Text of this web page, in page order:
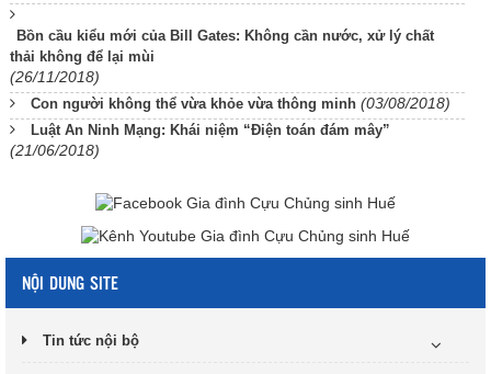
Bồn cầu kiểu mới của Bill Gates: Không cần nước, xử lý chất
thải không để lại mùi
(26/11/2018)
Con người không thể vừa khỏe vừa thông minh (03/08/2018)
Luật An Ninh Mạng: Khái niệm “Điện toán đám mây”
(21/06/2018)
NỘI DUNG SITE
Tin tức nội bộ